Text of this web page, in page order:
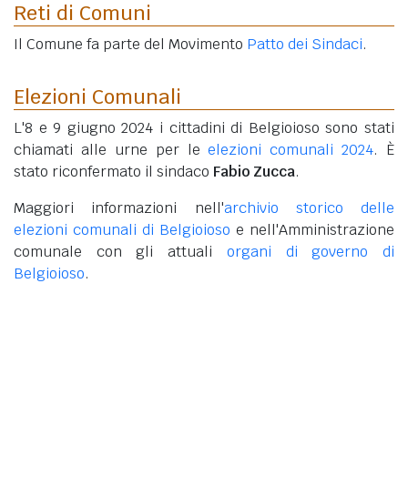
Reti di Comuni
Il Comune fa parte del Movimento Patto dei Sindaci.
Elezioni Comunali
L'8 e 9 giugno 2024 i cittadini di Belgioioso sono stati
chiamati alle urne per leelezioni comunali 2024. È
stato riconfermato il sindaco Fabio Zucca.
Maggiori informazioni nell'archivio storico delle
elezioni comunali di Belgioioso e nell'Amministrazione
comunale con gli attuali organi di governo di
Belgioioso.